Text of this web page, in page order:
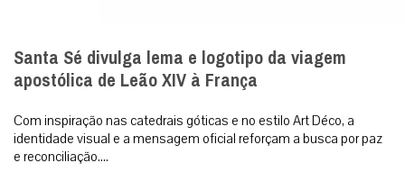
Santa Sé divulga lema e logotipo da viagem
apostólica de Leão XIV à França
Com inspiração nas catedrais góticas e no estilo Art Déco, a
identidade visual e a mensagem oficial reforçam a busca por paz
e reconciliação....